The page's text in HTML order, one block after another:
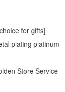
for gifts]
plating platinum
Store Service